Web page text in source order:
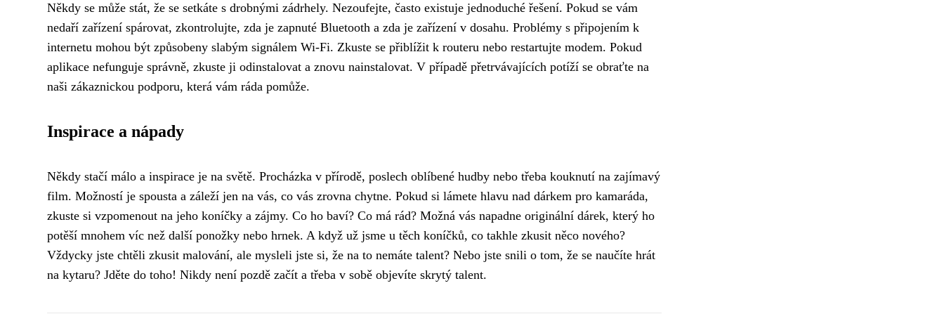
Někdy se může stát, že se setkáte s drobnými zádrhely. Nezoufejte, často existuje jednoduché řešení. Pokud se vám
nedaří zařízení spárovat, zkontrolujte, zda je zapnuté Bluetooth a zda je zařízení v dosahu. Problémy s připojením k
internetu mohou být způsobeny slabým signálem Wi-Fi. Zkuste se přiblížit k routeru nebo restartujte modem. Pokud
aplikace nefunguje správně, zkuste ji odinstalovat a znovu nainstalovat. V případě přetrvávajících potíží se obraťte na
naši zákaznickou podporu, která vám ráda pomůže.
Inspirace a nápady
Někdy stačí málo a inspirace je na světě. Procházka v přírodě, poslech oblíbené hudby nebo třeba kouknutí na zajímavý
film. Možností je spousta a záleží jen na vás, co vás zrovna chytne. Pokud si lámete hlavu nad dárkem pro kamaráda,
zkuste si vzpomenout na jeho koníčky a zájmy. Co ho baví? Co má rád? Možná vás napadne originální dárek, který ho
potěší mnohem víc než další ponožky nebo hrnek. A když už jsme u těch koníčků, co takhle zkusit něco nového?
Vždycky jste chtěli zkusit malování, ale mysleli jste si, že na to nemáte talent? Nebo jste snili o tom, že se naučíte hrát
na kytaru? Jděte do toho! Nikdy není pozdě začít a třeba v sobě objevíte skrytý talent.